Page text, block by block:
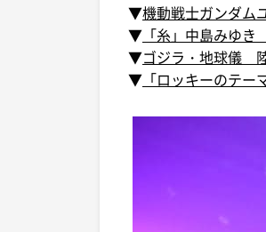
▼機動戦士ガンダム
▼ 「糸」中島みゆ
▼ゴジラ・地球儀
▼ 「ロッキーのテ